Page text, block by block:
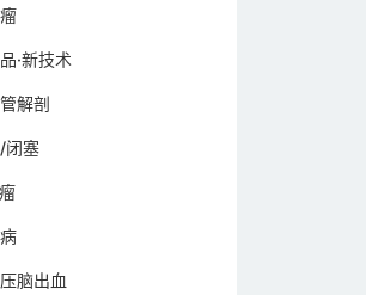
·新技术
解剖
闭塞
脑出血